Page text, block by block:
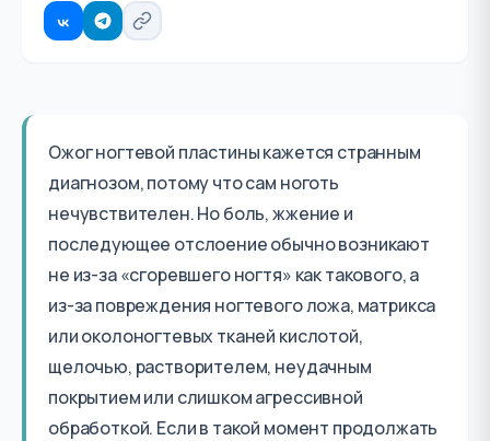
Ожог ногтевой пластины кажется странным
диагнозом, потому что сам ноготь
нечувствителен. Но боль, жжение и
последующее отслоение обычно возникают
не из-за «сгоревшего ногтя» как такового, а
из-за повреждения ногтевого ложа, матрикса
или околоногтевых тканей кислотой,
щелочью, растворителем, неудачным
покрытием или слишком агрессивной
обработкой. Если в такой момент продолжать